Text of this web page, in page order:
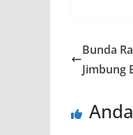
Bunda
Jimbung